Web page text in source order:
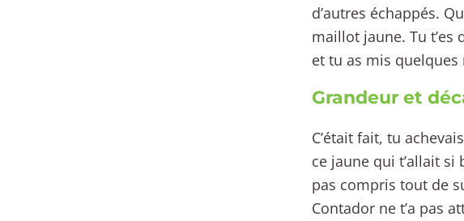
d’autres échappés.
maillot jaune. Tu t’es
et tu as mis
Grandeur et
C’était fait, tu
ce jaune qui t’allait si
pas compris tout de
Contador ne t’a pas